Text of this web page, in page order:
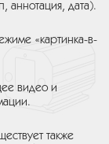
аннотация, дата).
«картинка-в-
видео и
также